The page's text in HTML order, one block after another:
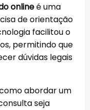
onlineé uma
de orientação
facilitou o
permitindo que
dúvidas legais
abordar um
seja